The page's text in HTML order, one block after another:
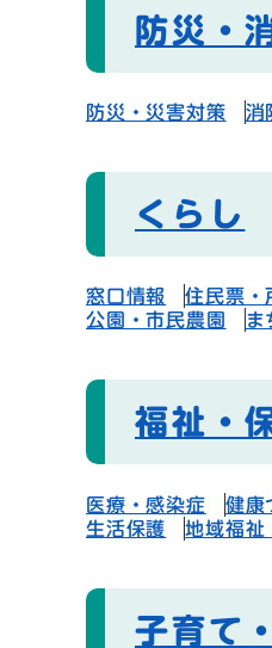
防災・
防災・災害対策 消
くらし
窓口情報 住民票・
公園・市民農園
ま
福祉・
医療・感染症 健康
生活保護
地域福祉
子育て